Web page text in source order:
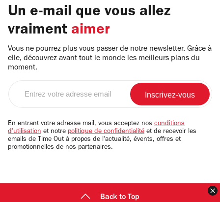
Un e-mail que vous allez
vraiment aimer
Vous ne pourrez plus vous passer de notre newsletter. Grâce à
elle, découvrez avant tout le monde les meilleurs plans du
moment.
email
En entrant votre adresse mail, vous acceptez nos conditions
d'utilisation et notre politique de confidentialité et de recevoir les
emails de Time Out à propos de l'actualité, évents, offres et
promotionnelles de nos partenaires.
Back to Top